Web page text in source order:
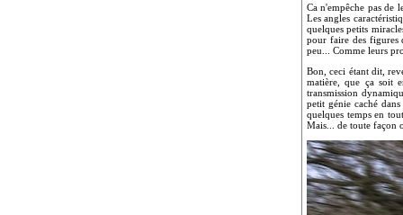
Ca n'empêche pas de
Les angles
quelques petits
pour faire des figures
peu... Comme leurs
Bon, ceci étant dit,
matière, que ça soit
transmission
petit génie caché
quelques temps en
Mais... de toute façon